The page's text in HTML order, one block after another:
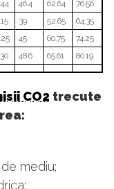
46.4 62.64
76.56
39 52.65
64.35
45 60.75
74.25
48.6 65.61 80.19
CO2 trecute
mediu;